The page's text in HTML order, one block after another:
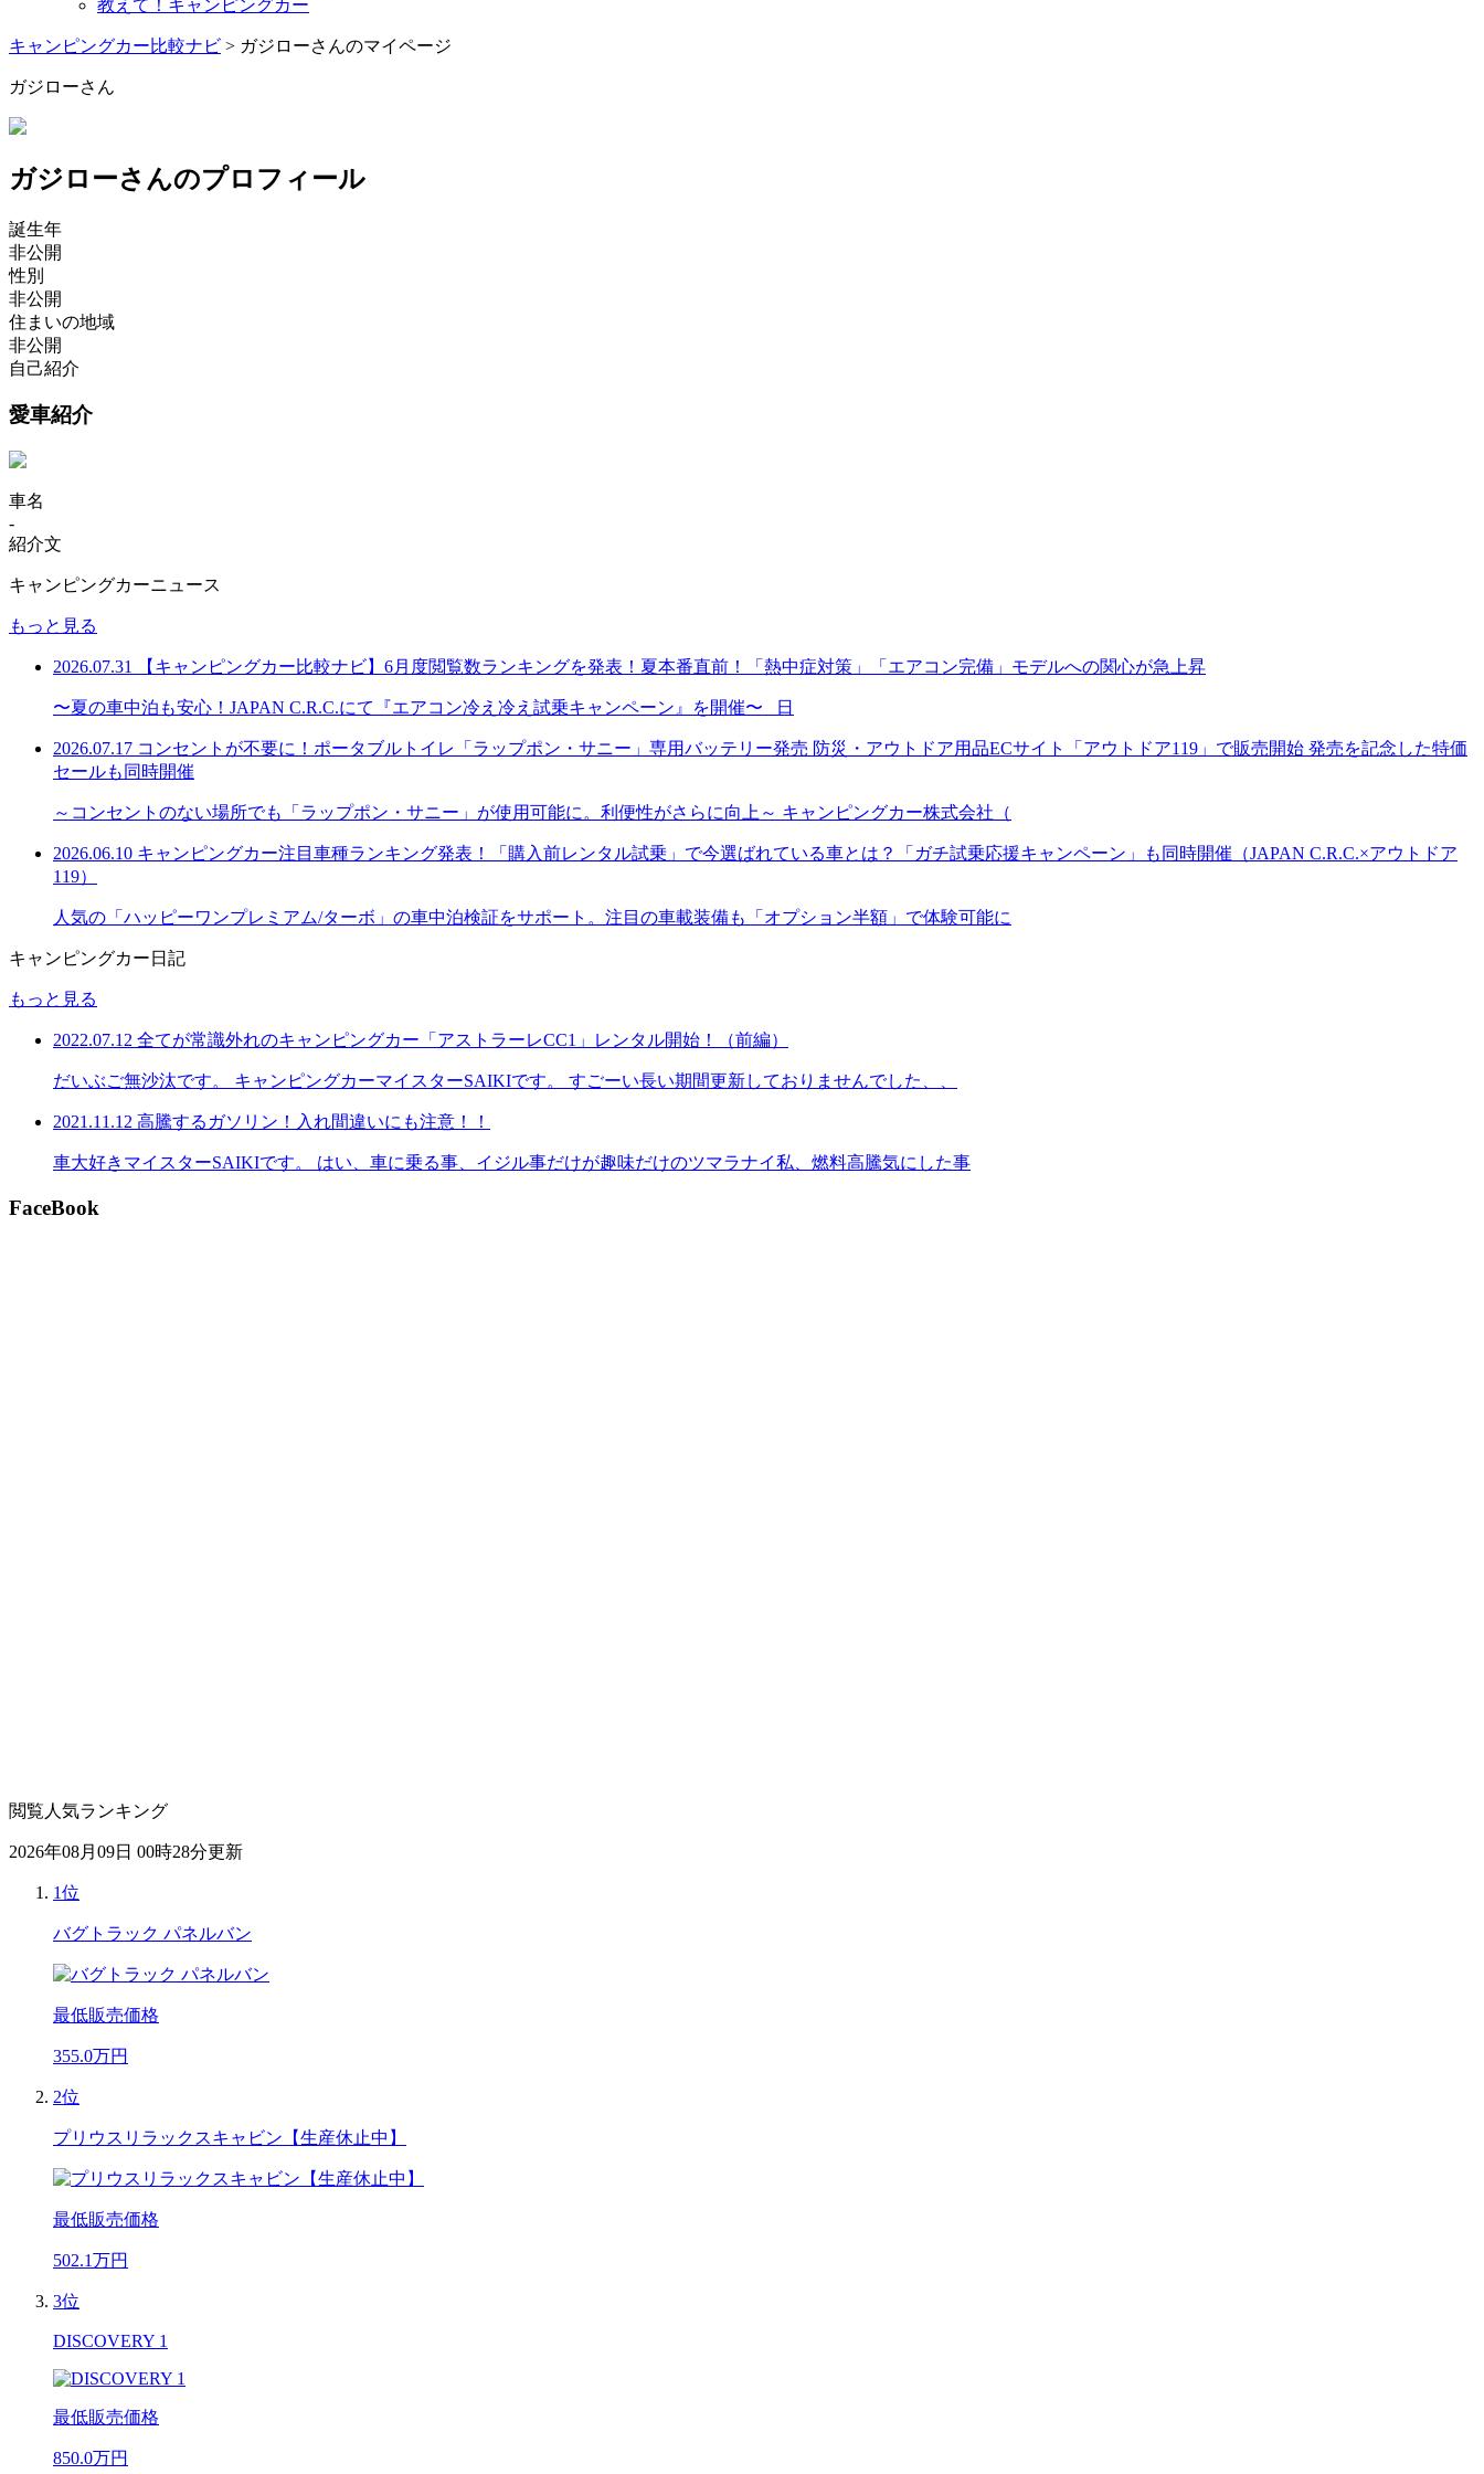
教えて！キャンピングカー
キャンピングカー比較ナビ > ガジローさんのマイページ
ガジローさん
ガジローさんのプロフィール
誕生年
非公開
性別
非公開
住まいの地域
非公開
自己紹介
愛車紹介
車名
-
紹介文
キャンピングカーニュース
もっと見る
2026.07.31 【キャンピングカー比較ナビ】6月度閲覧数ランキングを発表！夏本番直前！「熱中症対策」「エアコン完備」モデルへの関心が急上昇
〜夏の車中泊も安心！JAPAN C.R.C.にて『エアコン冷え冷え試乗キャンペーン』を開催〜 日
2026.07.17 コンセントが不要に！ポータブルトイレ「ラップポン・サニー」専用バッテリー発売 防災・アウトドア用品ECサイト「アウトドア119」で販売開始 発売を記念した特価
セールも同時開催
～コンセントのない場所でも「ラップポン・サニー」が使用可能に。利便性がさらに向上～ キャンピングカー株式会社（
2026.06.10 キャンピングカー注目車種ランキング発表！「購入前レンタル試乗」で今選ばれている車とは？「ガチ試乗応援キャンペーン」も同時開催（JAPAN C.R.C.×アウトドア
119）
人気の「ハッピーワンプレミアム/ターボ」の車中泊検証をサポート。注目の車載装備も「オプション半額」で体験可能に
キャンピングカー日記
もっと見る
2022.07.12 全てが常識外れのキャンピングカー「アストラーレCC1」レンタル開始！（前編）
だいぶご無沙汰です。 キャンピングカーマイスターSAIKIです。 すごーい長い期間更新しておりませんでした、、
2021.11.12 高騰するガソリン！入れ間違いにも注意！！
車大好きマイスターSAIKIです。 はい、車に乗る事、イジル事だけが趣味だけのツマラナイ私、燃料高騰気にした事
FaceBook
閲覧人気ランキング
2026年08月09日 00時28分更新
1位
バグトラック パネルバン
最低販売価格
355.0万円
2位
プリウスリラックスキャビン【生産休止中】
最低販売価格
502.1万円
3位
DISCOVERY 1
最低販売価格
850.0万円